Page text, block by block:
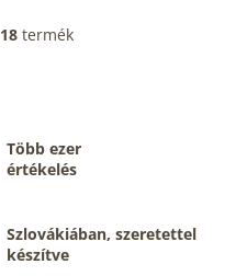
L
r
y
18 termék
Több ezer
értékelés
Szlovákiában, szeretettel
készítve